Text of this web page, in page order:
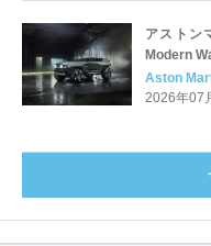
アストン
Modern
デル
Aston
2026年07